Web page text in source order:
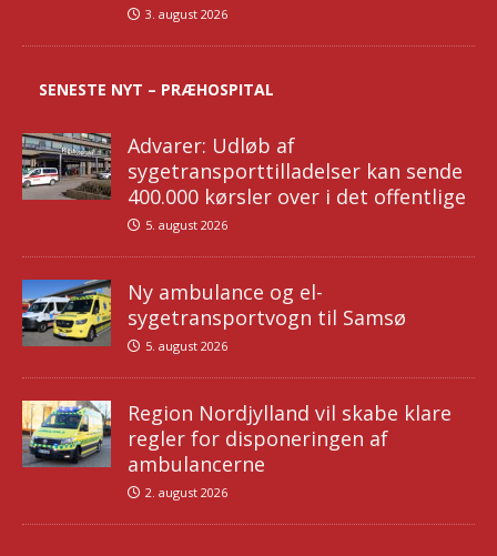
3. august 2026
SENESTE NYT – PRÆHOSPITAL
Advarer: Udløb af
sygetransporttilladelser kan sende
400.000 kørsler over i det offentlige
5. august 2026
Ny ambulance og el-
sygetransportvogn til Samsø
5. august 2026
Region Nordjylland vil skabe klare
regler for disponeringen af
ambulancerne
2. august 2026